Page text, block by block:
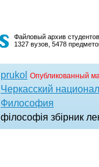
Файловый архив студентов.
1327 вузов, 5478
prukol Опубликованный
Черкасский
Философия
філософія збірник